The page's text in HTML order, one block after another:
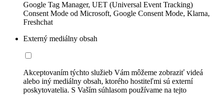
Google Tag Manager, UET (Universal Event Tracking)
Consent Mode od Microsoft, Google Consent Mode, Klarna,
Freshchat
Externý mediálny obsah
Akceptovaním týchto služieb Vám môžeme zobraziť videá
alebo iný mediálny obsah, ktorého hostiteľmi sú externí
poskytovatelia. S Vaším súhlasom používame na tejto